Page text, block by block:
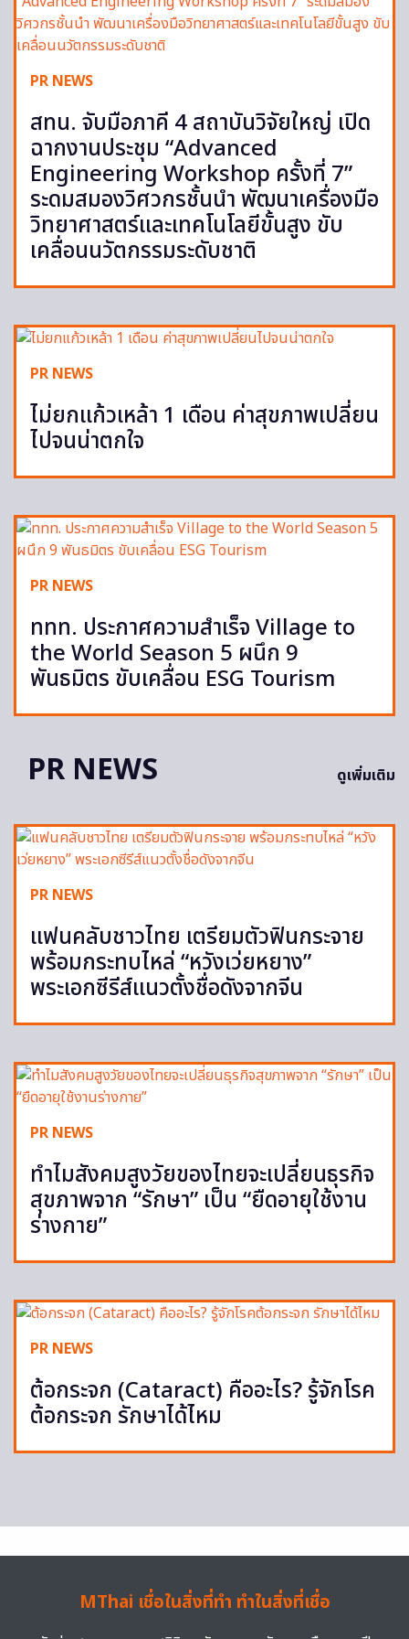
PR NEWS
สทน. จับมือภาคี 4 สถาบันวิจัยใหญ่ เปิด
ฉากงานประชุม “Advanced
Engineering Workshop ครั้งที่ 7”
ระดมสมองวิศวกรชั้นนำ พัฒนาเครื่องมือ
วิทยาศาสตร์และเทคโนโลยีขั้นสูง ขับ
เคลื่อนนวัตกรรมระดับชาติ
PR NEWS
ไม่ยกแก้วเหล้า 1 เดือน ค่าสุขภาพเปลี่ยน
ไปจนน่าตกใจ
PR NEWS
ททท. ประกาศความสำเร็จ Village to
the World Season 5 ผนึก 9
พันธมิตร ขับเคลื่อน ESG Tourism
PR NEWS ดูเพิ่มเติม
PR NEWS
แฟนคลับชาวไทย เตรียมตัวฟินกระจาย
พร้อมกระทบไหล่ “หวังเว่ยหยาง”
พระเอกซีรีส์แนวตั้งชื่อดังจากจีน
PR NEWS
ทำไมสังคมสูงวัยของไทยจะเปลี่ยนธุรกิจ
สุขภาพจาก “รักษา” เป็น “ยืดอายุใช้งาน
ร่างกาย”
PR NEWS
ต้อกระจก (Cataract) คืออะไร? รู้จักโรค
ต้อกระจก รักษาได้ไหม
MThai เชื่อในสิ่งที่ทำ ทำในสิ่งที่เชื่อ